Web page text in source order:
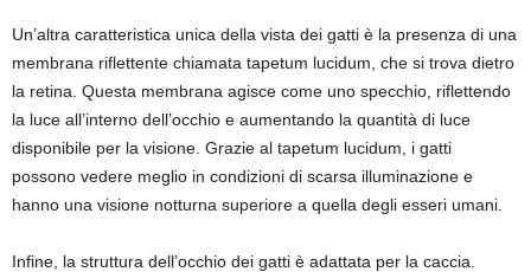
Un’altra caratteristica unica della vista dei gatti è la presenza di una
membrana riflettente chiamata tapetum lucidum, che si trova dietro
la retina. Questa membrana agisce come uno specchio, riflettendo
la luce all’interno dell’occhio e aumentando la quantità di luce
disponibile per la visione. Grazie al tapetum lucidum, i gatti
possono vedere meglio in condizioni di scarsa illuminazione e
hanno una visione notturna superiore a quella degli esseri umani.
Infine, la struttura dell’occhio dei gatti è adattata per la caccia.